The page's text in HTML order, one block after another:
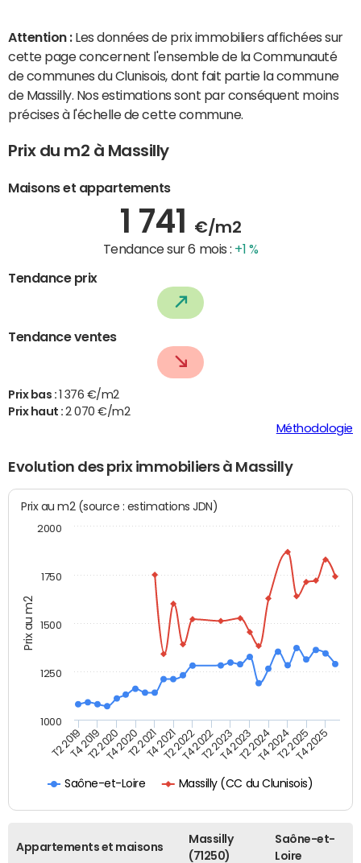
Attention : Les données de prix immobiliers affichées sur
cette page concernent l'ensemble de la Communauté
de communes du Clunisois, dont fait partie la commune
de Massilly. Nos estimations sont par conséquent moins
précises à l'échelle de cette commune.
Prix du m2 à Massilly
Maisons et appartements
1 741 €/m2
Tendance sur 6 mois : +1 %
Tendance prix
Tendance ventes
Prix bas :
1 376 €/m2
Prix haut :2 070 €/m2
Méthodologie
Evolution des prix immobiliers à Massilly
Prix au m2
Prix au m2 (source : estimations JDN)
Saône-et-Loire Massilly (CC du Clunisois)
T2 2019T4 2019T2 2020T4 2020T2 2021T4 2021T2 2022T4 2022T2 2023T4 2023T2 2024T4 2024T2 2025T4 2025
1000
1250
1500
1750
2000
Appartements et maisons
Massilly
(71250)
Saône-et-
Loire